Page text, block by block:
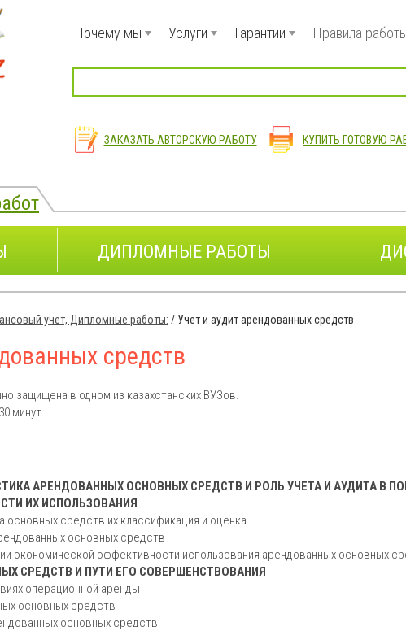
Почему мы Услуги Гарантии Правила
ЗАКАЗАТЬ АВТОРСКУЮ РАБОТУ КУПИТЬ ГОТОВУЮ
ДИПЛОМНЫЕ РАБОТЫ
учет, Дипломные работы: / Учет и аудит арендованных средств
средств
защищена в одном из казахстанских ВУЗов.
минут.
АРЕНДОВАННЫХ ОСНОВНЫХ СРЕДСТВ И РОЛЬ УЧЕТА И АУДИТА В
ИХ ИСПОЛЬЗОВАНИЯ
основных средств их классификация и оценка
основных средств
экономической эффективности использования арендованных основных
СРЕДСТВ И ПУТИ ЕГО СОВЕРШЕНСТВОВАНИЯ
операционной аренды
основных средств
основных средств